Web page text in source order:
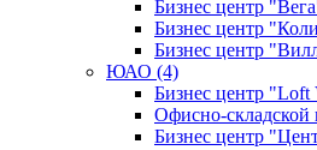
Бизнес центр
Бизнес центр
Бизнес центр
ЮАО (4)
Бизнес центр
Офисно-
Бизнес центр